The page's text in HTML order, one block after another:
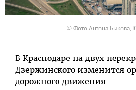
© Фото Антона Быкова,
В Краснодаре на двух
Дзержинского изменится
дорожного движения